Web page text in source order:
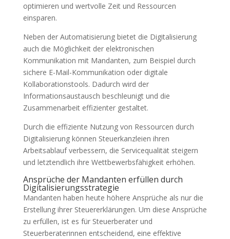
optimieren und wertvolle Zeit und Ressourcen
einsparen.
Neben der Automatisierung bietet die Digitalisierung
auch die Möglichkeit der elektronischen
Kommunikation mit Mandanten, zum Beispiel durch
sichere E-Mail-Kommunikation oder digitale
Kollaborationstools. Dadurch wird der
Informationsaustausch beschleunigt und die
Zusammenarbeit effizienter gestaltet.
Durch die effiziente Nutzung von Ressourcen durch
Digitalisierung können Steuerkanzleien ihren
Arbeitsablauf verbessern, die Servicequalität steigern
und letztendlich ihre Wettbewerbsfähigkeit erhöhen.
Ansprüche der Mandanten erfüllen durch
Digitalisierungsstrategie
Mandanten haben heute höhere Ansprüche als nur die
Erstellung ihrer Steuererklärungen. Um diese Ansprüche
zu erfüllen, ist es für Steuerberater und
Steuerberaterinnen entscheidend, eine effektive